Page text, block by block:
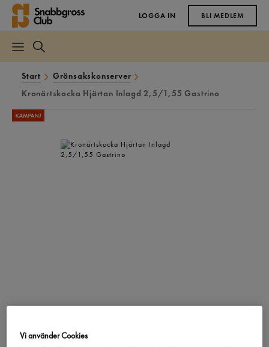
LOGGA IN BLI MEDLEM
Start
Grönsakskonserver
Kronärtskocka Hjärtan Inlagd 2,5/1,55 Gastrino
Vi använder Cookies